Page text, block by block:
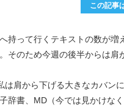
この記事
持って行くテキストの数が増
そのため今週の後半からは肩
肩から下げる大きなカバン
辞書、MD（今では見かけな